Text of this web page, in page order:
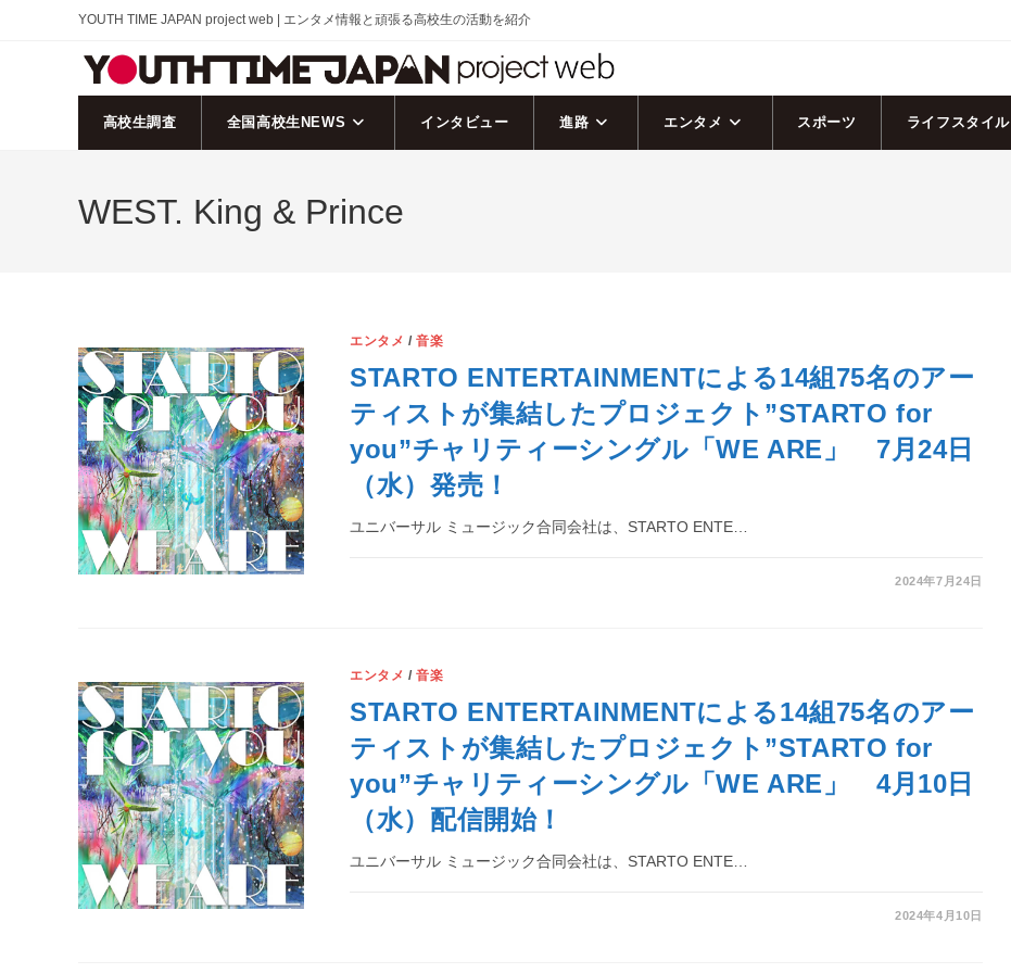
YOUTH TIME JAPAN project web | エンタメ情報と頑張る高校生の活動を紹介
高校生調査 全国高校生NEWS インタビュー 進路 エンタメ スポーツ ライフスタイル
WEST. King & Prince
エンタメ /音楽
STARTO ENTERTAINMENTによる14組75名のアー
ティストが集結したプロジェクト”STARTO for
you”チャリティーシングル「WE ARE」 7月24日
（水）発売！
ユニバーサル ミュージック合同会社は、STARTO ENTE…
2024年7月24日
エンタメ /音楽
STARTO ENTERTAINMENTによる14組75名のアー
ティストが集結したプロジェクト”STARTO for
you”チャリティーシングル「WE ARE」 4月10日
（水）配信開始！
ユニバーサル ミュージック合同会社は、STARTO ENTE…
2024年4月10日